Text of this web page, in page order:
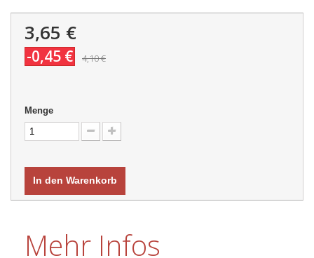
3,65 €
-0,45 € 4,10 €
Menge
In den Warenkorb
Mehr Infos